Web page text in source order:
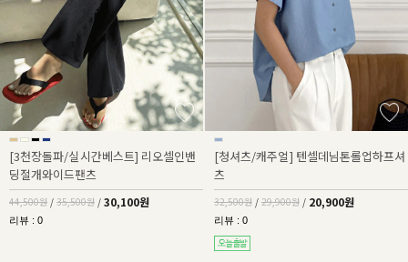
[3천장돌파/실시간베스트] 리오셀인밴
딩절개와이드팬츠
44,500원 / 35,500원 / 30,100원
리뷰 : 0
[청셔츠/캐주얼] 텐셀데님톤롤업하프셔
츠
32,500원 / 29,900원 / 20,900원
리뷰 : 0